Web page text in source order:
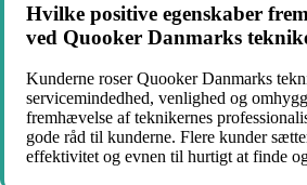
Hvilke positive egenskaber
ved Quooker Danmarks
Kunderne roser Quooker Danmarks
servicemindedhed, venlighed og
fremhævelse af teknikernes
gode råd til kunderne. Flere kunder
effektivitet og evnen til hurtigt at finde